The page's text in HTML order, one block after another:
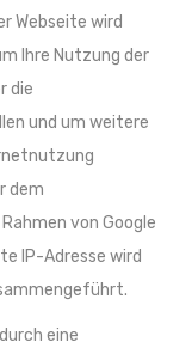
Webseite wird
Ihre Nutzung der
die
und um weitere
dem
von Google
IP-Adresse wird
eine